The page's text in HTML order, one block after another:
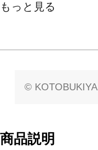
もっと見る
© KOTOBUKIYA
商品説明